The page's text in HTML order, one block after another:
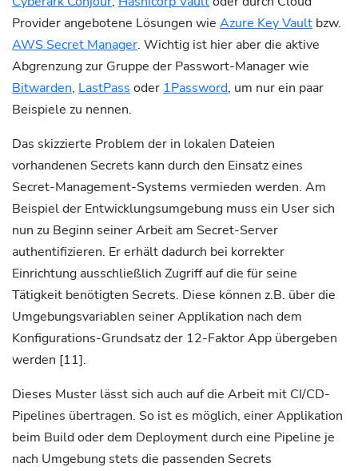
Provider angebotene Lösungen wie Azure Key Vault bzw.
AWS Secret Manager. Wichtig ist hier aber die aktive
Abgrenzung zur Gruppe der Passwort-Manager wie
Bitwarden, LastPass oder 1Password, um nur ein paar
Beispiele zu nennen.
Das skizzierte Problem der in lokalen Dateien
vorhandenen Secrets kann durch den Einsatz eines
Secret-Management-Systems vermieden werden. Am
Beispiel der Entwicklungsumgebung muss ein User sich
nun zu Beginn seiner Arbeit am Secret-Server
authentifizieren. Er erhält dadurch bei korrekter
Einrichtung ausschließlich Zugriff auf die für seine
Tätigkeit benötigten Secrets. Diese können z.B. über die
Umgebungsvariablen seiner Applikation nach dem
Konfigurations-Grundsatz der 12-Faktor App übergeben
werden [11].
Dieses Muster lässt sich auch auf die Arbeit mit CI/CD-
Pipelines übertragen. So ist es möglich, einer Applikation
beim Build oder dem Deployment durch eine Pipeline je
nach Umgebung stets die passenden Secrets